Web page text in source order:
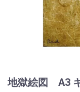
地獄絵図 A3